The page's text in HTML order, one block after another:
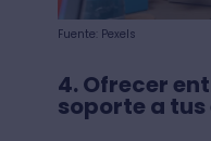
Fuente: Pexels
4. Ofrecer
soporte a